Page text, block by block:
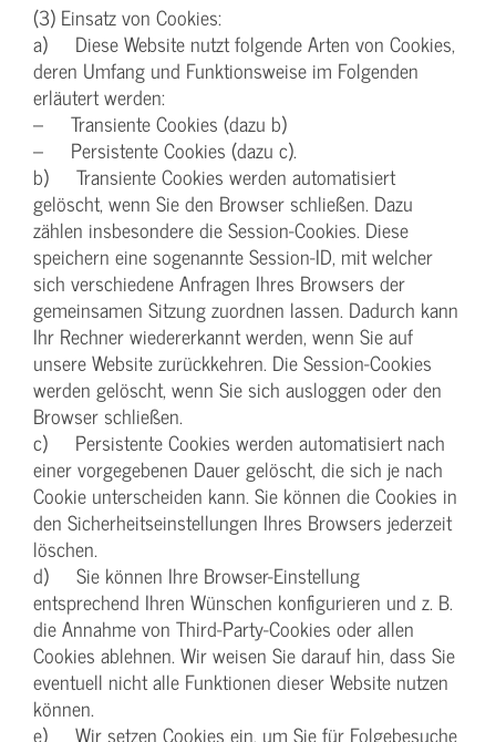
(3) Einsatz von Cookies:
a) Diese Website nutzt folgende Arten von Cookies,
deren Umfang und Funktionsweise im Folgenden
erläutert werden:
– Transiente Cookies (dazu b)
– Persistente Cookies (dazu c).
b) Transiente Cookies werden automatisiert
gelöscht, wenn Sie den Browser schließen. Dazu
zählen insbesondere die Session-Cookies. Diese
speichern eine sogenannte Session-ID, mit welcher
sich verschiedene Anfragen Ihres Browsers der
gemeinsamen Sitzung zuordnen lassen. Dadurch kann
Ihr Rechner wiedererkannt werden, wenn Sie auf
unsere Website zurückkehren. Die Session-Cookies
werden gelöscht, wenn Sie sich ausloggen oder den
Browser schließen.
c) Persistente Cookies werden automatisiert nach
einer vorgegebenen Dauer gelöscht, die sich je nach
Cookie unterscheiden kann. Sie können die Cookies in
den Sicherheitseinstellungen Ihres Browsers jederzeit
löschen.
d) Sie können Ihre Browser-Einstellung
entsprechend Ihren Wünschen konfigurieren und z. B.
die Annahme von Third-Party-Cookies oder allen
Cookies ablehnen. Wir weisen Sie darauf hin, dass Sie
eventuell nicht alle Funktionen dieser Website nutzen
können.
e) Wir setzen Cookies ein, um Sie für Folgebesuche